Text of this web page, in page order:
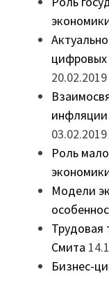
цифровых
20.02.2019
инфляции
03.02.2019
Роль
Модели
Трудовая
Смита
Бизнес-